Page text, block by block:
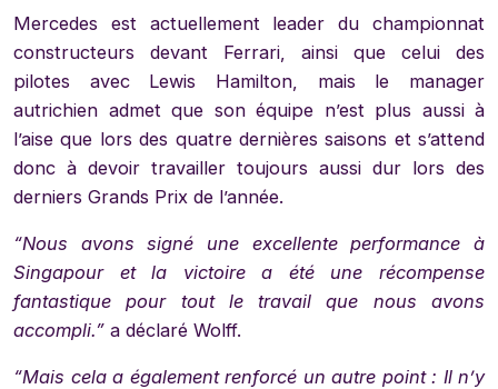
Mercedes est actuellement leader du championnat
constructeurs devant Ferrari, ainsi que celui des
pilotes avec Lewis Hamilton, mais le manager
autrichien admet que son équipe n’est plus aussi à
l’aise que lors des quatre dernières saisons et s’attend
donc à devoir travailler toujours aussi dur lors des
derniers Grands Prix de l’année.
“Nous avons signé une excellente performance à
Singapour et la victoire a été une récompense
fantastique pour tout le travail que nous avons
accompli.” a déclaré Wolff.
“Mais cela a également renforcé un autre point : Il n’y